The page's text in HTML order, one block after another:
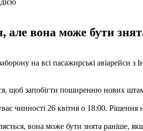
але вона може бути
на всі пасажирські авіарейси з
щоб запобігти поширенню нових
чинності 26 квітня о 18:00.
вона може бути знята раніше,